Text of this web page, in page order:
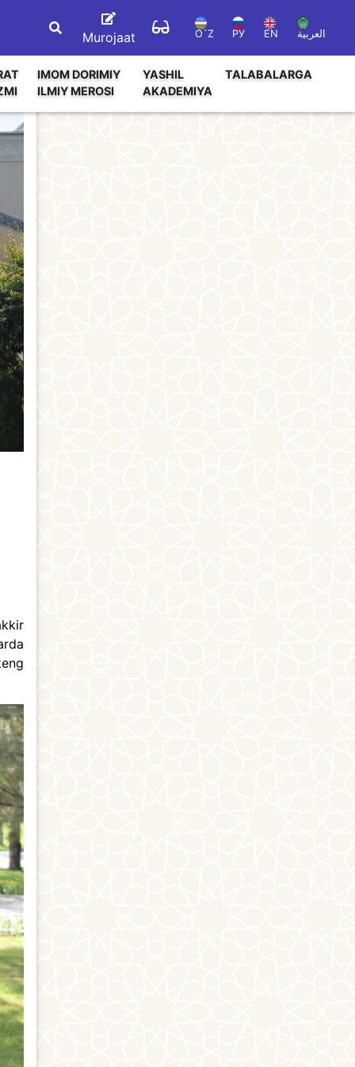
Murojaat O`Z РУ EN العربية
IMOM DORIMIY
ILMIY MEROSI
YASHIL
AKADEMIYA
TALABALARGA